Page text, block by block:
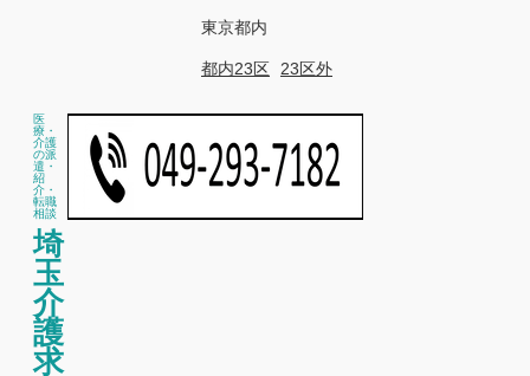
東京都内
都内23区 23区外
医
療・
介護
の派
遣・
紹
介・
転職
相談
埼
玉
介
護
求